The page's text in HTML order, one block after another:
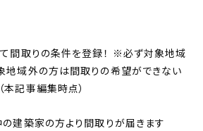
て間取りの条件を登録！ ※必ず対象地域
地域外の方は間取りの希望ができない
本記事編集時点）
建築家の方より間取りが届きます